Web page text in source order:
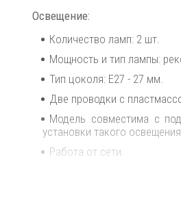
Освещение:
Количество ламп: 2 шт.
Мощность и тип лампы:
Тип цоколя: E27 - 27 мм.
Две проводки с
Модель совместима с
установки такого
Работа от сети.